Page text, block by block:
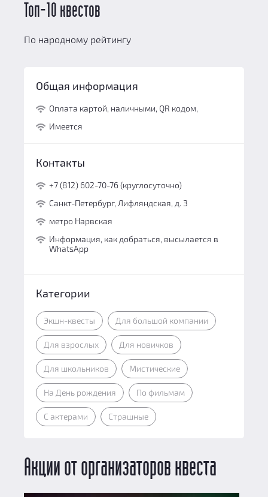
Топ-10 квестов
По народному рейтингу
Общая информация
Оплата картой, наличными, QR кодом,
Имеется
Контакты
+7 (812) 602-70-76 (круглосуточно)
Санкт-Петербург, Лифляндская, д. 3
метро Нарвская
Информация, как добраться, высылается в
WhatsApp
Категории
Экшн-квесты Для большой компании
Для взрослых Для новичков
Для школьников Мистические
На День рождения По фильмам
С актерами Страшные
Акции от организаторов квеста